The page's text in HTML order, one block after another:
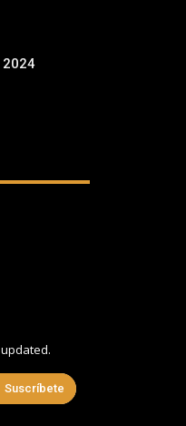
2024
Suscríbete